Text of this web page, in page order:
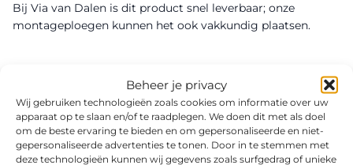
Beheer je privacy
Wij gebruiken technologieën zoals cookies om informatie over uw
apparaat op te slaan en/of te raadplegen. We doen dit met als doel
om de beste ervaring te bieden en om gepersonaliseerde en niet-
gepersonaliseerde advertenties te tonen. Door in te stemmen met
deze technologieën kunnen wij gegevens zoals surfgedrag of unieke
Bij Via van Dalen is dit product snel leverbaar; onze
montageploegen kunnen het ook vakkundig plaatsen.